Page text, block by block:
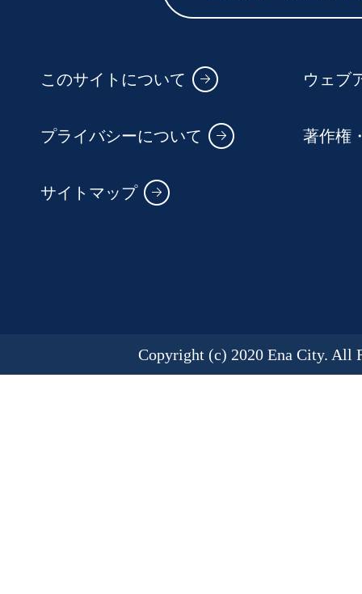
このサイトについて ウェブ
プライバシーについて 著作権
サイトマップ
Copyright (c) 2020 Ena City. All